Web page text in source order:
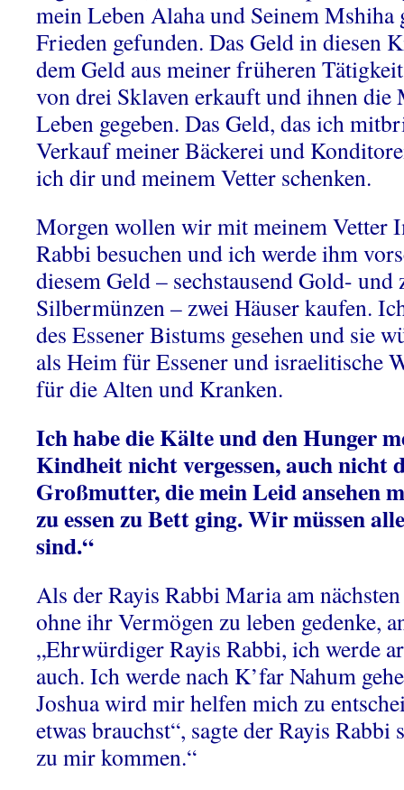
mein Leben Alaha und Seinem Mshiha
Frieden gefunden. Das Geld in diesen
dem Geld aus meiner früheren
von drei Sklaven erkauft und ihnen die
Leben gegeben. Das Geld, das ich
Verkauf meiner Bäckerei und
ich dir und meinem Vetter schenken.
Morgen wollen wir mit meinem Vetter
Rabbi besuchen und ich werde ihm
diesem Geld – sechstausend Gold- und
Silbermünzen – zwei Häuser kaufen.
des Essener Bistums gesehen und sie
als Heim für Essener und israelitische
für die Alten und Kranken.
Ich habe die Kälte und den Hunger
Kindheit nicht vergessen, auch nicht
Großmutter, die mein Leid ansehen
zu essen zu Bett ging. Wir müssen
sind.“
Als der Rayis Rabbi Maria am
ohne ihr Vermögen zu leben gedenke,
„Ehrwürdiger Rayis Rabbi, ich werde
auch. Ich werde nach K’far Nahum
Joshua wird mir helfen mich zu
etwas brauchst“, sagte der Rayis Rabbi
zu mir kommen.“